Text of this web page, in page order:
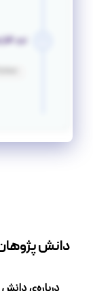
نرم
دانش